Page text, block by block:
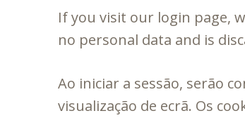
If you visit our login page,
no personal data and is
Ao iniciar a sessão, serão
visualização de ecrã. Os